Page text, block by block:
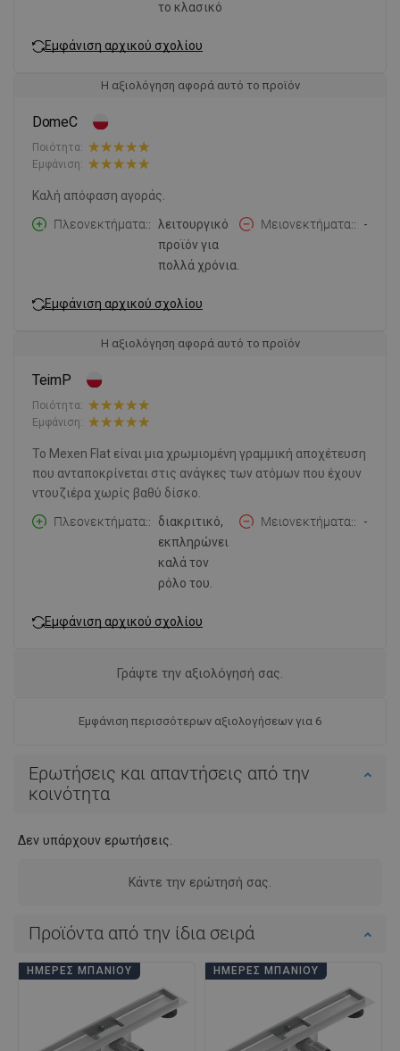
το κλασικό
Εμφάνιση αρχικού σχολίου
Η αξιολόγηση αφορά αυτό το προϊόν
DomeC
Ποιότητα:
Εμφάνιση:
Καλή απόφαση αγοράς.
Πλεονεκτήματα:
λειτουργικό
προϊόν για
πολλά χρόνια.
Μειονεκτήματα: -
Εμφάνιση αρχικού σχολίου
Η αξιολόγηση αφορά αυτό το προϊόν
TeimP
Ποιότητα:
Εμφάνιση:
Το Mexen Flat είναι μια χρωμιομένη γραμμική αποχέτευση
που ανταποκρίνεται στις ανάγκες των ατόμων που έχουν
ντουζιέρα χωρίς βαθύ δίσκο.
Πλεονεκτήματα:
διακριτικό,
εκπληρώνει
καλά τον
ρόλο του.
Μειονεκτήματα: -
Εμφάνιση αρχικού σχολίου
Εμφάνιση περισσότερων αξιολογήσεων για 6
Γράψτε την αξιολόγησή σας.
Ερωτήσεις και απαντήσεις από την
κοινότητα
Δεν υπάρχουν ερωτήσεις.
Κάντε την ερώτησή σας.
Προϊόντα από την ίδια σειρά
ΗΜΈΡΕΣ ΜΠΆΝΙΟΥ ΗΜΈΡΕΣ ΜΠΆΝΙΟΥ